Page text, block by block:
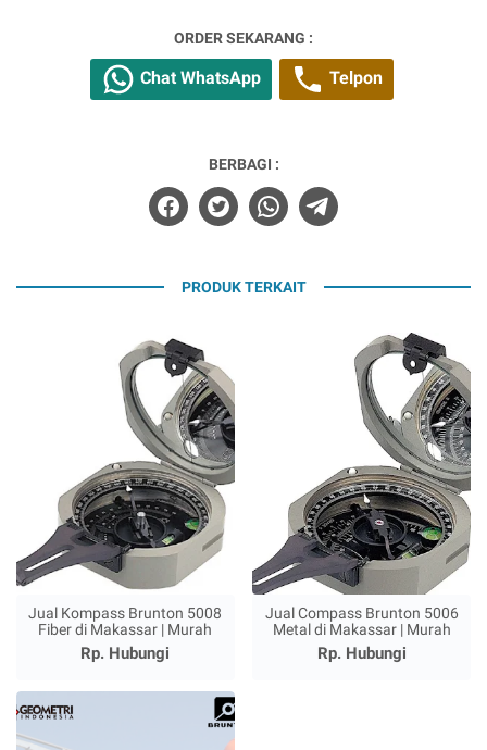
ORDER SEKARANG :
Chat WhatsApp Telpon
BERBAGI :
PRODUK TERKAIT
Jual Kompass Brunton 5008
Fiber di Makassar | Murah
Rp. Hubungi
Jual Compass Brunton 5006
Metal di Makassar | Murah
Rp. Hubungi